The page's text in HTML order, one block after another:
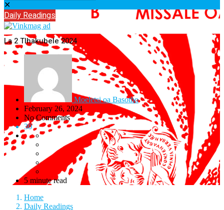
✕
Daily Readings
La 2 Tlhakubele 2024
Moeletsi oa Basotho
February 26, 2024
No Comments
30
5 minute read
Home
Daily Readings